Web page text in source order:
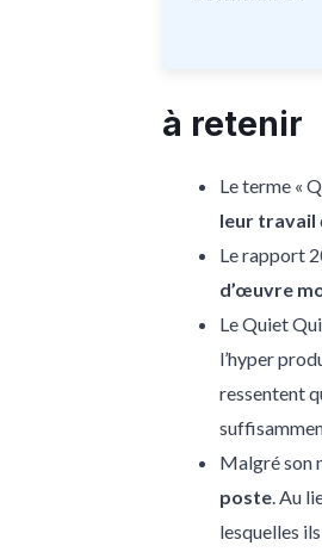
à retenir
Le terme «
leur travail
Le rapport
d’œuvre
Le Quiet
l’hyper
ressentent
Malgré son
poste . Au
lesquelles